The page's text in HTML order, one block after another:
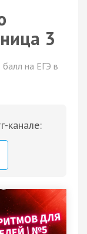
3
на ЕГЭ в
канале: